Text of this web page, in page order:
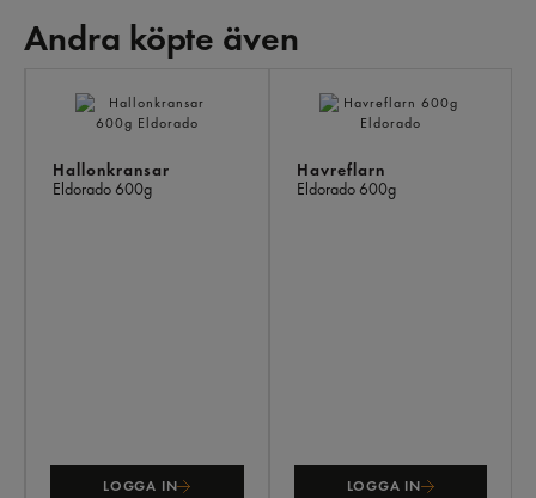
Andra köpte även
Hallonkransar
Eldorado 600g
LOGGA IN
Havreflarn
Eldorado 600g
LOGGA IN